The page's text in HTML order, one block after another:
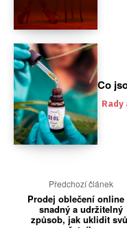
Co
Rady
Předchozí článek
Prodej oblečení online
snadný a udržitelný
způsob, jak uklidit